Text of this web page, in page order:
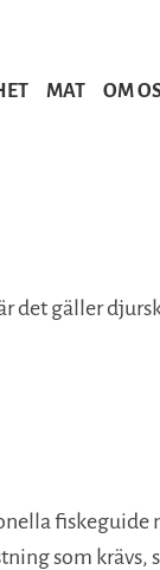
MAT OM
det gäller
fiskeguide
som krävs,